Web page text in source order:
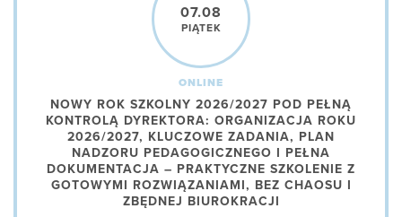
07.08
PIĄTEK
ONLINE
NOWY ROK SZKOLNY 2026/2027 POD PEŁNĄ
KONTROLĄ DYREKTORA: ORGANIZACJA ROKU
2026/2027, KLUCZOWE ZADANIA, PLAN
NADZORU PEDAGOGICZNEGO I PEŁNA
DOKUMENTACJA – PRAKTYCZNE SZKOLENIE Z
GOTOWYMI ROZWIĄZANIAMI, BEZ CHAOSU I
ZBĘDNEJ BIUROKRACJI